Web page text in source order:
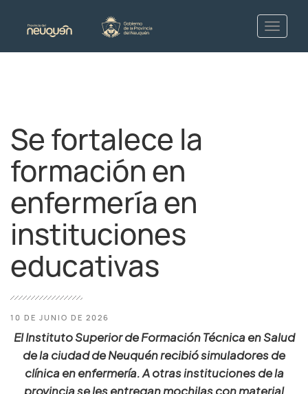
Se fortalece la
formación en
enfermería en
instituciones
educativas
10 DE JUNIO DE 2026
El Instituto Superior de Formación Técnica en Salud
de la ciudad de Neuquén recibió simuladores de
clínica en enfermería. A otras instituciones de la
provincia se les entregan mochilas con material